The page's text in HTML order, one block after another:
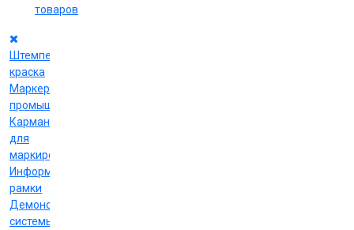
товаров
Штемпельная
краска
Маркеры
промышленные
Карманы
для
маркировки
Информационные
рамки
Демонстрационные
системы